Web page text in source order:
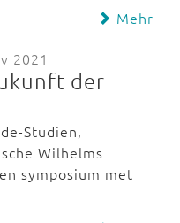
Mehr
2021
der
Studien,
Wilhelms
symposium met